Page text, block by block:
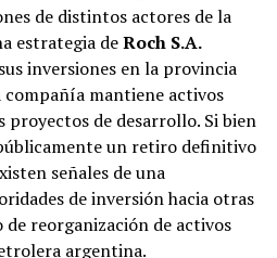
de distintos actores de la
estrategia deRoch S.A.
inversiones en la provincia
compañía mantiene activos
proyectos de desarrollo. Si bien
un retiro definitivo
señales de una
de inversión hacia otras
reorganización de activos
argentina.